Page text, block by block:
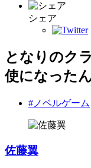
シェア
となりのク
使になった
#ノベルゲーム
佐藤翼